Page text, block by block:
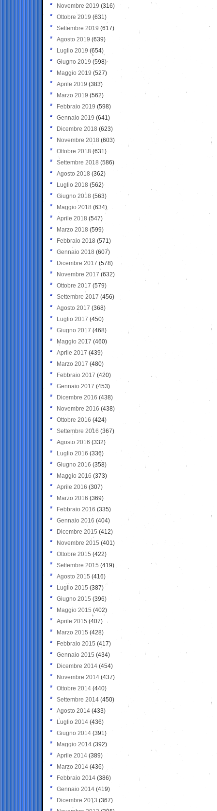
Novembre 2019 (316)
Ottobre 2019 (631)
Settembre 2019 (617)
Agosto 2019 (639)
Luglio 2019 (654)
Giugno 2019 (598)
Maggio 2019 (527)
Aprile 2019 (383)
Marzo 2019 (562)
Febbraio 2019 (598)
Gennaio 2019 (641)
Dicembre 2018 (623)
Novembre 2018 (603)
Ottobre 2018 (631)
Settembre 2018 (586)
Agosto 2018 (362)
Luglio 2018 (562)
Giugno 2018 (563)
Maggio 2018 (634)
Aprile 2018 (547)
Marzo 2018 (599)
Febbraio 2018 (571)
Gennaio 2018 (607)
Dicembre 2017 (578)
Novembre 2017 (632)
Ottobre 2017 (579)
Settembre 2017 (456)
Agosto 2017 (368)
Luglio 2017 (450)
Giugno 2017 (468)
Maggio 2017 (460)
Aprile 2017 (439)
Marzo 2017 (480)
Febbraio 2017 (420)
Gennaio 2017 (453)
Dicembre 2016 (438)
Novembre 2016 (438)
Ottobre 2016 (424)
Settembre 2016 (367)
Agosto 2016 (332)
Luglio 2016 (336)
Giugno 2016 (358)
Maggio 2016 (373)
Aprile 2016 (307)
Marzo 2016 (369)
Febbraio 2016 (335)
Gennaio 2016 (404)
Dicembre 2015 (412)
Novembre 2015 (401)
Ottobre 2015 (422)
Settembre 2015 (419)
Agosto 2015 (416)
Luglio 2015 (387)
Giugno 2015 (396)
Maggio 2015 (402)
Aprile 2015 (407)
Marzo 2015 (428)
Febbraio 2015 (417)
Gennaio 2015 (434)
Dicembre 2014 (454)
Novembre 2014 (437)
Ottobre 2014 (440)
Settembre 2014 (450)
Agosto 2014 (433)
Luglio 2014 (436)
Giugno 2014 (391)
Maggio 2014 (392)
Aprile 2014 (389)
Marzo 2014 (436)
Febbraio 2014 (386)
Gennaio 2014 (419)
Dicembre 2013 (367)